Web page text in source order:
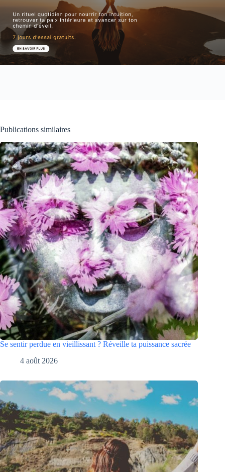
Publications similaires
Se sentir perdue en vieillissant ? Réveille ta puissance sacrée
4 août 2026